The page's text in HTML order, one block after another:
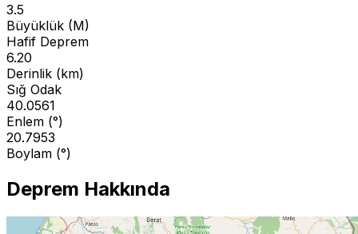
3.5
Büyüklük (M)
Hafif Deprem
6.20
Derinlik (km)
Sığ Odak
40.0561
Enlem (°)
20.7953
Boylam (°)
Deprem Hakkında